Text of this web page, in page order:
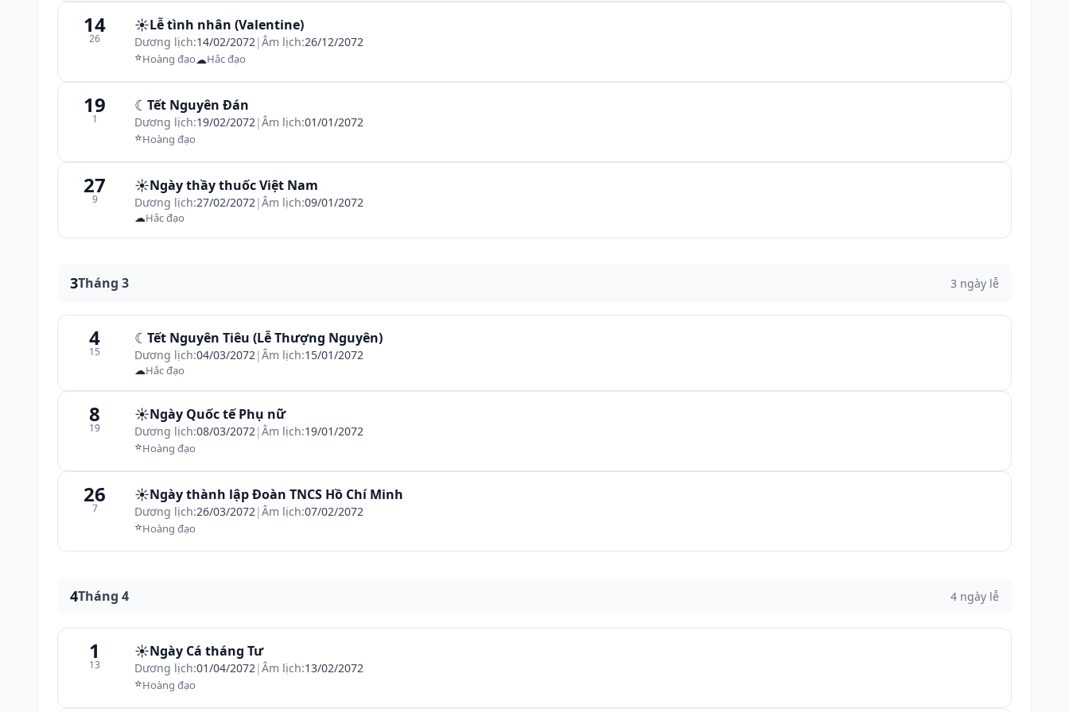
14
26
☀️Lễ tình nhân (Valentine)
Dương lịch:14/02/2072|Âm lịch:26/12/2072
⭐Hoàng đạo☁Hắc đạo
19
1
☾ Tết Nguyên Đán
Dương lịch:19/02/2072|Âm lịch:01/01/2072
⭐Hoàng đạo
27
9
☀️Ngày thầy thuốc Việt Nam
Dương lịch:27/02/2072|Âm lịch:09/01/2072
☁Hắc đạo
3Tháng 3 3 ngày lễ
4
15
☾ Tết Nguyên Tiêu (Lễ Thượng Nguyên)
Dương lịch:04/03/2072|Âm lịch:15/01/2072
☁Hắc đạo
8
19
☀️Ngày Quốc tế Phụ nữ
Dương lịch:08/03/2072|Âm lịch:19/01/2072
⭐Hoàng đạo
26
7
☀️Ngày thành lập Đoàn TNCS Hồ Chí Minh
Dương lịch:26/03/2072|Âm lịch:07/02/2072
⭐Hoàng đạo
4Tháng 4 4 ngày lễ
1
13
☀️Ngày Cá tháng Tư
Dương lịch:01/04/2072|Âm lịch:13/02/2072
⭐Hoàng đạo